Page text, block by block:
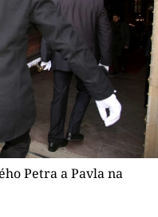
Petra a Pavla na